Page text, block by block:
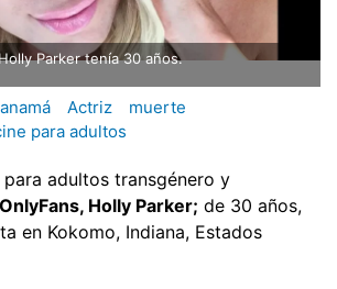
Parker tenía 30 años.
Actriz
muerte
para adultos
adultos transgénero y
OnlyFans, Holly Parker; de 30 años,
en Kokomo, Indiana, Estados